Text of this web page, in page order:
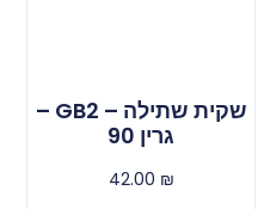
שקית שתילה – GB2 –
גרין 90
42.00 ₪